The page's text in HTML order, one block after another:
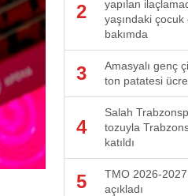
2
yapılan
yaşındaki
bakımda
3
Amasyalı genç
ton patatesi
4
Salah
tozuyla
katıldı
5
TMO 2026-2027
açıkladı